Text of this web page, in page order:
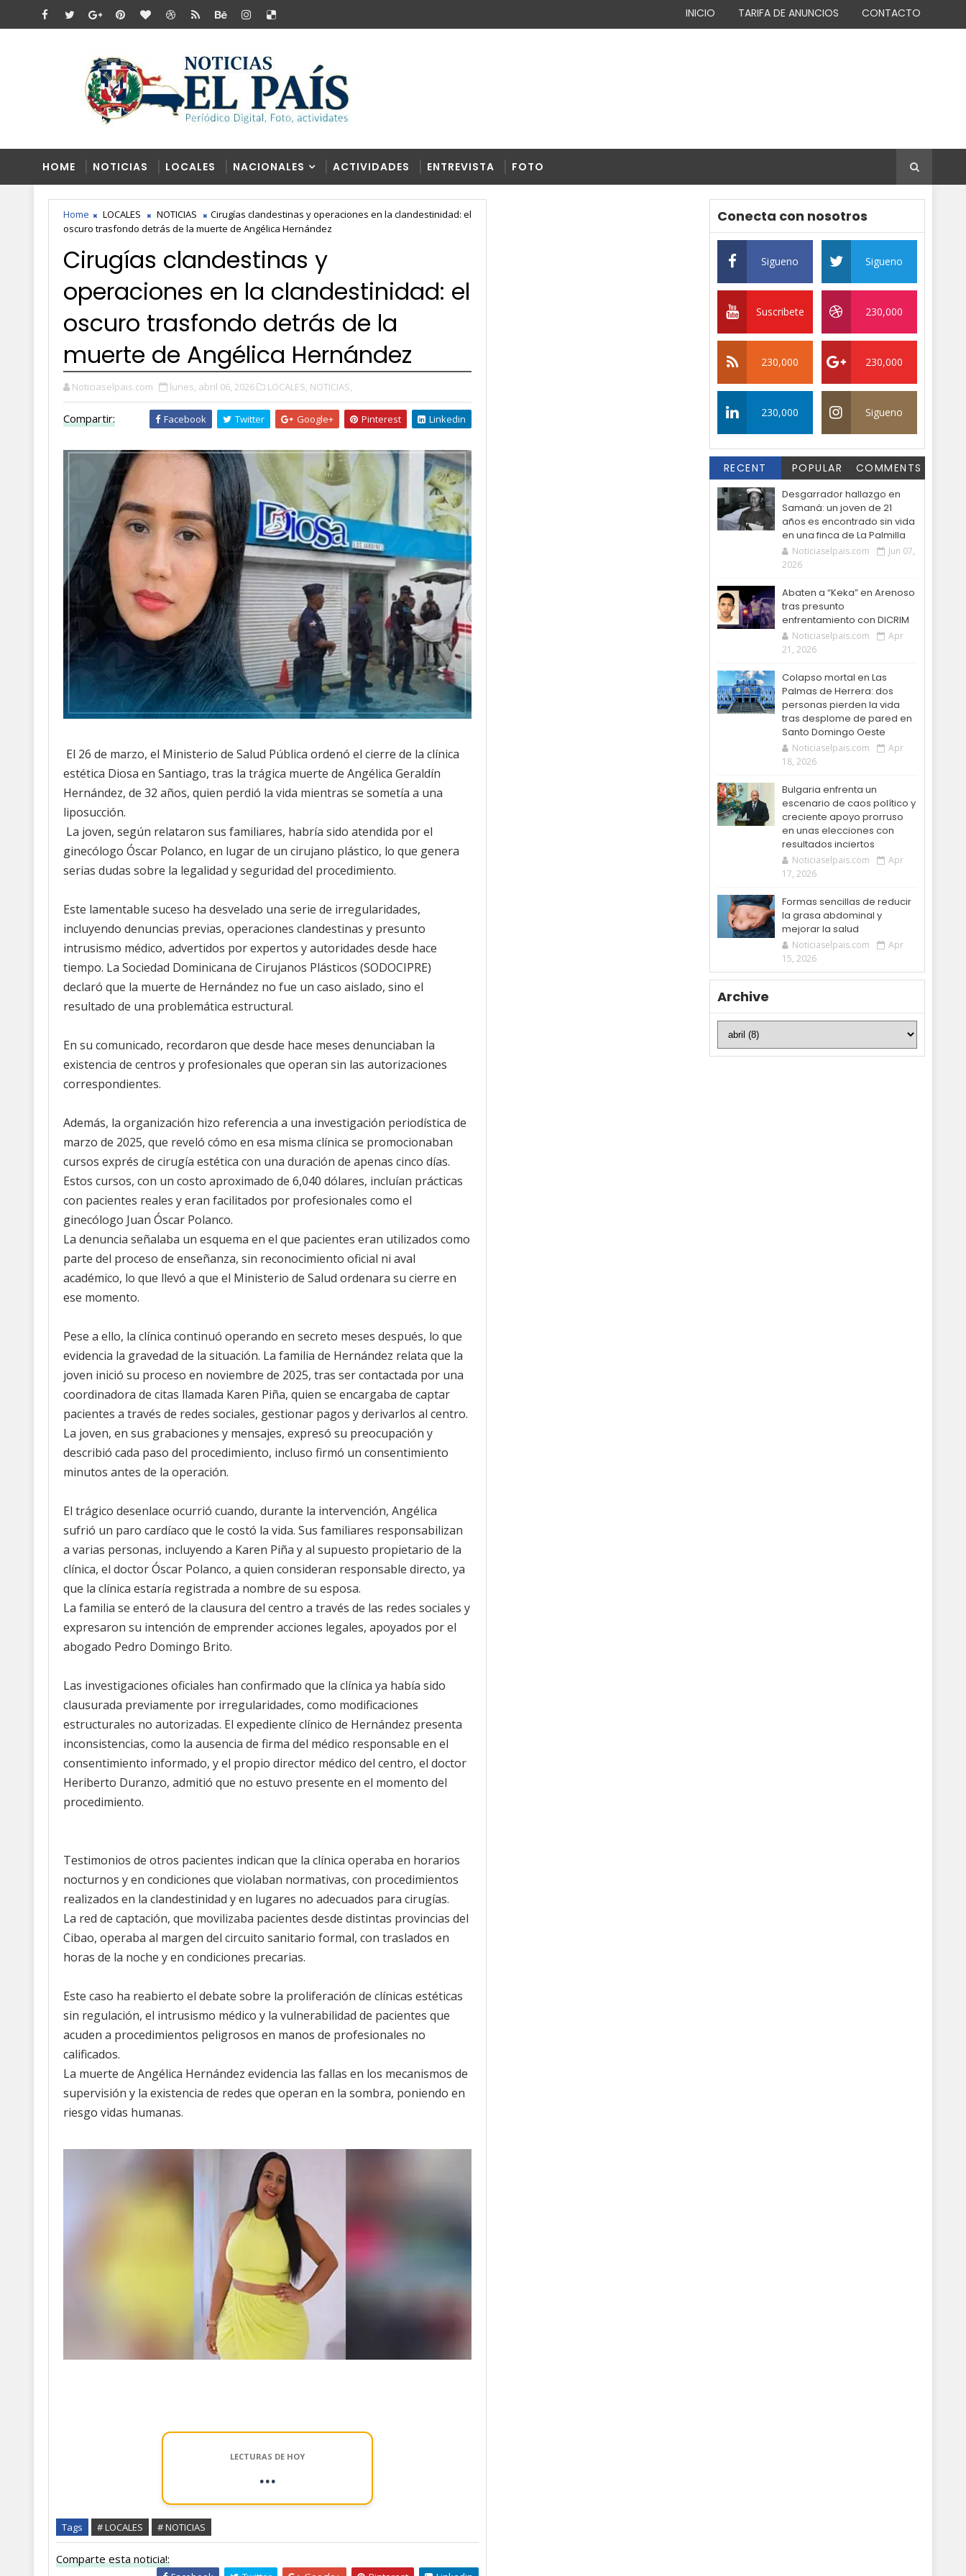
INICIO TARIFA DE ANUNCIOS CONTACTO
HOME NOTICIAS LOCALES NACIONALES ACTIVIDADES ENTREVISTA FOTO
Home LOCALES NOTICIAS
Cirugías clandestinas y operaciones en la clandestinidad: el
oscuro trasfondo detrás de la muerte de Angélica Hernández
Cirugías clandestinas y
operaciones en la clandestinidad: el
oscuro trasfondo detrás de la
muerte de Angélica Hernández
Noticiaselpais.com lunes, abril 06, 2026 LOCALES, NOTICIAS,
Compartir: Facebook Twitter Google+ Pinterest Linkedin
El 26 de marzo, el Ministerio de Salud Pública ordenó el cierre de la clínica
estética Diosa en Santiago, tras la trágica muerte de Angélica Geraldín
Hernández, de 32 años, quien perdió la vida mientras se sometía a una
liposucción.
La joven, según relataron sus familiares, habría sido atendida por el
ginecólogo Óscar Polanco, en lugar de un cirujano plástico, lo que genera
serias dudas sobre la legalidad y seguridad del procedimiento.
Este lamentable suceso ha desvelado una serie de irregularidades,
incluyendo denuncias previas, operaciones clandestinas y presunto
intrusismo médico, advertidos por expertos y autoridades desde hace
tiempo. La Sociedad Dominicana de Cirujanos Plásticos (SODOCIPRE)
declaró que la muerte de Hernández no fue un caso aislado, sino el
resultado de una problemática estructural.
En su comunicado, recordaron que desde hace meses denunciaban la
existencia de centros y profesionales que operan sin las autorizaciones
correspondientes.
Además, la organización hizo referencia a una investigación periodística de
marzo de 2025, que reveló cómo en esa misma clínica se promocionaban
cursos exprés de cirugía estética con una duración de apenas cinco días.
Estos cursos, con un costo aproximado de 6,040 dólares, incluían prácticas
con pacientes reales y eran facilitados por profesionales como el
ginecólogo Juan Óscar Polanco.
La denuncia señalaba un esquema en el que pacientes eran utilizados como
parte del proceso de enseñanza, sin reconocimiento oficial ni aval
académico, lo que llevó a que el Ministerio de Salud ordenara su cierre en
ese momento.
Pese a ello, la clínica continuó operando en secreto meses después, lo que
evidencia la gravedad de la situación. La familia de Hernández relata que la
joven inició su proceso en noviembre de 2025, tras ser contactada por una
coordinadora de citas llamada Karen Piña, quien se encargaba de captar
pacientes a través de redes sociales, gestionar pagos y derivarlos al centro.
La joven, en sus grabaciones y mensajes, expresó su preocupación y
describió cada paso del procedimiento, incluso firmó un consentimiento
minutos antes de la operación.
El trágico desenlace ocurrió cuando, durante la intervención, Angélica
sufrió un paro cardíaco que le costó la vida. Sus familiares responsabilizan
a varias personas, incluyendo a Karen Piña y al supuesto propietario de la
clínica, el doctor Óscar Polanco, a quien consideran responsable directo, ya
que la clínica estaría registrada a nombre de su esposa.
La familia se enteró de la clausura del centro a través de las redes sociales y
expresaron su intención de emprender acciones legales, apoyados por el
abogado Pedro Domingo Brito.
Las investigaciones oficiales han confirmado que la clínica ya había sido
clausurada previamente por irregularidades, como modificaciones
estructurales no autorizadas. El expediente clínico de Hernández presenta
inconsistencias, como la ausencia de firma del médico responsable en el
consentimiento informado, y el propio director médico del centro, el doctor
Heriberto Duranzo, admitió que no estuvo presente en el momento del
procedimiento.
Testimonios de otros pacientes indican que la clínica operaba en horarios
nocturnos y en condiciones que violaban normativas, con procedimientos
realizados en la clandestinidad y en lugares no adecuados para cirugías.
La red de captación, que movilizaba pacientes desde distintas provincias del
Cibao, operaba al margen del circuito sanitario formal, con traslados en
horas de la noche y en condiciones precarias.
Este caso ha reabierto el debate sobre la proliferación de clínicas estéticas
sin regulación, el intrusismo médico y la vulnerabilidad de pacientes que
acuden a procedimientos peligrosos en manos de profesionales no
calificados.
La muerte de Angélica Hernández evidencia las fallas en los mecanismos de
supervisión y la existencia de redes que operan en la sombra, poniendo en
riesgo vidas humanas.
LECTURAS DE HOY
...
Tags # LOCALES # NOTICIAS
Comparte esta noticia!:
Conecta con nosotros
Sigueno Sigueno
Suscribete 230,000
230,000 230,000
230,000 Sigueno
RECENT POPULAR COMMENTS
Desgarrador hallazgo en
Samaná: un joven de 21
años es encontrado sin vida
en una finca de La Palmilla
Noticiaselpais.com
Jun 07,
2026
Abaten a “Keka” en Arenoso
tras presunto
enfrentamiento con DICRIM
Noticiaselpais.com
Apr
21, 2026
Colapso mortal en Las
Palmas de Herrera: dos
personas pierden la vida
tras desplome de pared en
Santo Domingo Oeste
Noticiaselpais.com
Apr
18, 2026
Bulgaria enfrenta un
escenario de caos político y
creciente apoyo prorruso
en unas elecciones con
resultados inciertos
Noticiaselpais.com
Apr
17, 2026
Formas sencillas de reducir
la grasa abdominal y
mejorar la salud
Noticiaselpais.com
Apr
15, 2026
Archive